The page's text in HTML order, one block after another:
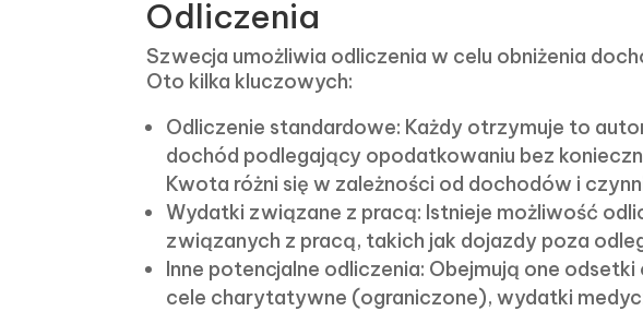
Odliczenia
Szwecja umożliwia odliczenia w celu obniżenia
Oto kilka kluczowych:
Odliczenie standardowe: Każdy otrzymuje to
dochód podlegający opodatkowaniu bez
Kwota różni się w zależności od dochodów i
Wydatki związane z pracą: Istnieje możliwość
związanych z pracą, takich jak dojazdy poza
Inne potencjalne odliczenia: Obejmują one
cele charytatywne (ograniczone), wydatki